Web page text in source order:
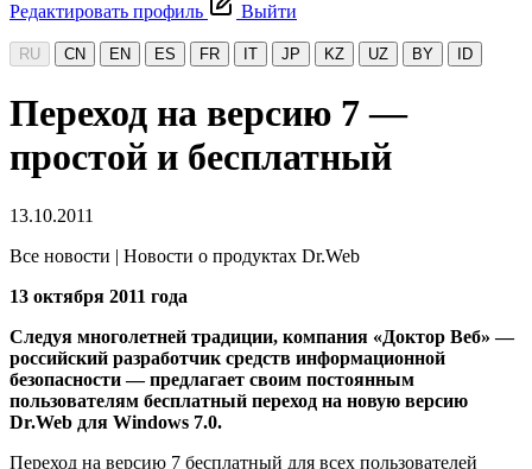
Редактировать профиль
Выйти
RU CN EN ES FR IT JP KZ UZ BY ID
Переход на версию 7 —
простой и бесплатный
13.10.2011
Все новости | Новости о продуктах Dr.Web
13 октября 2011 года
Следуя многолетней традиции, компания «Доктор Веб» —
российский разработчик средств информационной
безопасности — предлагает своим постоянным
пользователям бесплатный переход на новую версию
Dr.Web для Windows 7.0.
Переход на версию 7 бесплатный для всех пользователей